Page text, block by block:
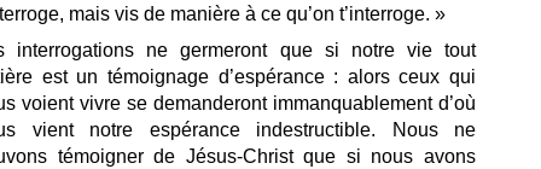
mais vis de manière à ce qu’on t’interroge. »
interrogations ne germeront que si notre vie tout
est un témoignage d’espérance : alors ceux qui
voient vivre se demanderont immanquablement d’où
vient notre espérance indestructible. Nous ne
témoigner de Jésus-Christ que si nous avons